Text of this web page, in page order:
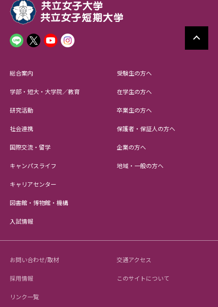
総合案内
学部・短大・大学院／教育
研究活動
社会連携
国際交流・留学
キャンパスライフ
キャリアセンター
図書館・博物館・機構
入試情報
受験生の方へ
在学生の方へ
卒業生の方へ
保護者・保証人の方へ
企業の方へ
地域・一般の方へ
お問い合わせ/取材 交通アクセス
採用情報 このサイトについて
リンク一覧